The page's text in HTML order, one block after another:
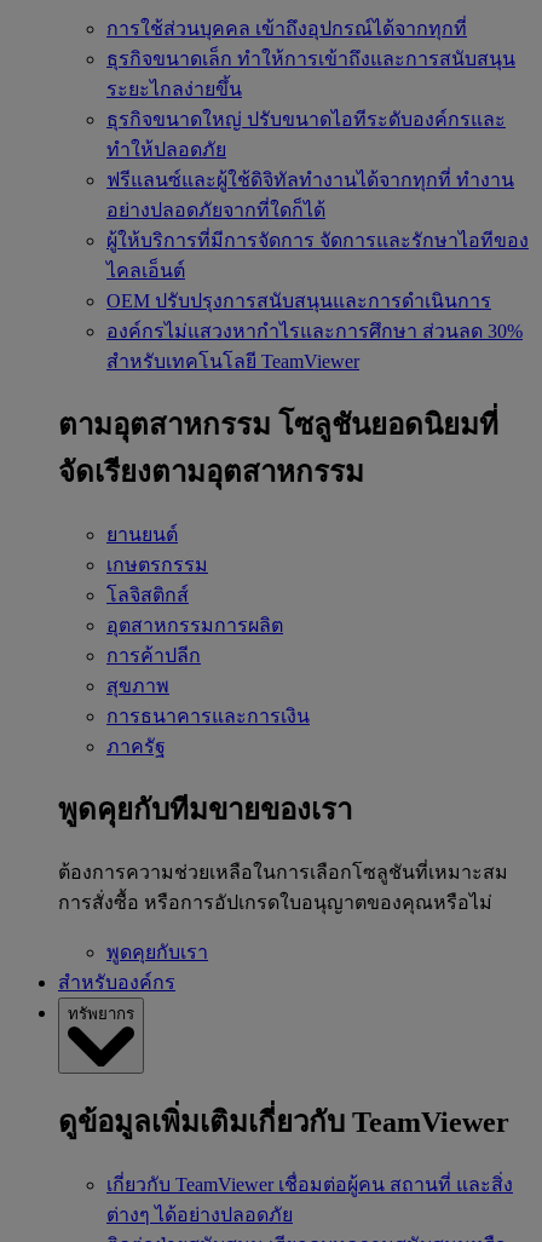
การใช้ส่วนบุคคล เข้าถึงอุปกรณ์ได้จากทุกที่
ธุรกิจขนาดเล็ก ทำให้การเข้าถึงและการสนับสนุน
ระยะไกลง่ายขึ้น
ธุรกิจขนาดใหญ่ ปรับขนาดไอทีระดับองค์กรและ
ทำให้ปลอดภัย
ฟรีแลนซ์และผู้ใช้ดิจิทัลทำงานได้จากทุกที่ ทำงาน
อย่างปลอดภัยจากที่ใดก็ได้
ผู้ให้บริการที่มีการจัดการ จัดการและรักษาไอทีของ
ไคลเอ็นต์
OEM ปรับปรุงการสนับสนุนและการดำเนินการ
องค์กรไม่แสวงหากำไรและการศึกษา ส่วนลด 30%
สำหรับเทคโนโลยี TeamViewer
ตามอุตสาหกรรม โซลูชันยอดนิยมที่
จัดเรียงตามอุตสาหกรรม
ยานยนต์
เกษตรกรรม
โลจิสติกส์
อุตสาหกรรมการผลิต
การค้าปลีก
สุขภาพ
การธนาคารและการเงิน
ภาครัฐ
พูดคุยกับทีมขายของเรา
ต้องการความช่วยเหลือในการเลือกโซลูชันที่เหมาะสม
การสั่งซื้อ หรือการอัปเกรดใบอนุญาตของคุณหรือไม่
พูดคุยกับเรา
สำหรับองค์กร
ทรัพยากร
ดูข้อมูลเพิ่มเติมเกี่ยวกับ TeamViewer
เกี่ยวกับ TeamViewer เชื่อมต่อผู้คน สถานที่ และสิ่ง
ต่างๆ ได้อย่างปลอดภัย